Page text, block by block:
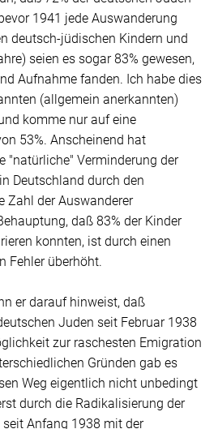
1941 jede Auswanderung
deutsch-jüdischen Kindern und
seien es sogar 83% gewesen,
Aufnahme fanden. Ich habe dies
(allgemein anerkannten)
komme nur auf eine
53%. Anscheinend hat
"natürliche" Verminderung der
Deutschland durch den
Zahl der Auswanderer
daß 83% der Kinder
konnten, ist durch einen
Fehler überhöht.
er darauf hinweist, daß
Juden seit Februar 1938
zur raschesten Emigration
Gründen gab es
Weg eigentlich nicht unbedingt
durch die Radikalisierung der
Anfang 1938 mit der